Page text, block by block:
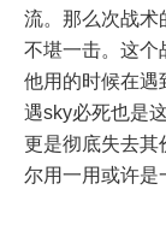
流。那么次战术
不堪一击。这个
他用的时候在遇
遇sky必死也是
更是彻底失去其
尔用一用或许是